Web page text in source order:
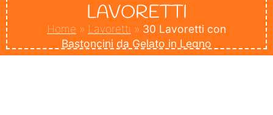
LAVORETTI
Home » Lavoretti » 30 Lavoretti con
Bastoncini da Gelato in Legno